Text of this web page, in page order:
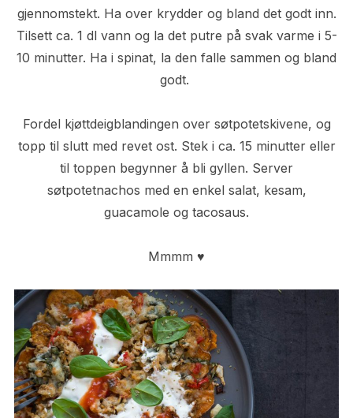
gjennomstekt. Ha over krydder og bland det godt inn.
Tilsett ca. 1 dl vann og la det putre på svak varme i 5-
10 minutter. Ha i spinat, la den falle sammen og bland
godt.
Fordel kjøttdeigblandingen over søtpotetskivene, og
topp til slutt med revet ost. Stek i ca. 15 minutter eller
til toppen begynner å bli gyllen. Server
søtpotetnachos med en enkel salat, kesam,
guacamole og tacosaus.
Mmmm ♥